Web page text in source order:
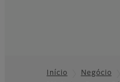
Início Negócio